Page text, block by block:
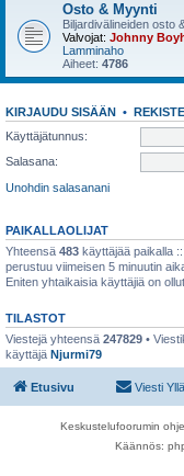
Osto & Myynti
Biljardivälineiden osto
Valvojat: Johnny
Lamminaho
Aiheet: 4786
KIRJAUDU SISÄÄN •
Käyttäjätunnus:
Salasana:
Unohdin salasanani
PAIKALLAOLIJAT
Yhteensä 483 käyttäjää paikalla
perustuu viimeisen 5 minuutin
Eniten yhtaikaisia käyttäjiä on ollut
TILASTOT
Viestejä yhteensä 247829 •
käyttäjä Njurmi79
Etusivu Viesti
Keskustelufoorumin
Käännös: